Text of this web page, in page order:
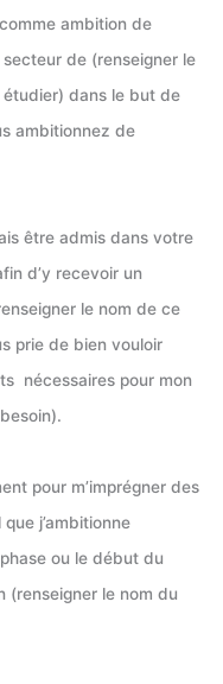
ambition de
de (renseigner le
dans le but de
ambitionnez de
être admis dans votre
d’y recevoir un
le nom de ce
prie de bien vouloir
nécessaires pour mon
pour m’imprégner des
j’ambitionne
ou le début du
(renseigner le nom du